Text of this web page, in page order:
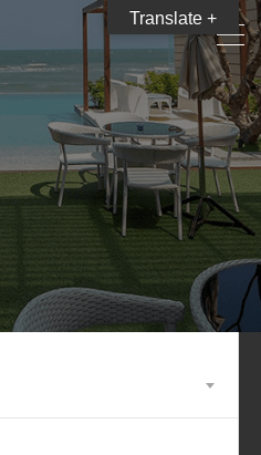
Translate +